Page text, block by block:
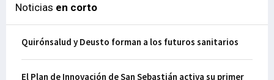
Noticias en corto
Quirónsalud y Deusto forman a los futuros sanitarios
El Plan de Innovación de San Sebastián activa su primer